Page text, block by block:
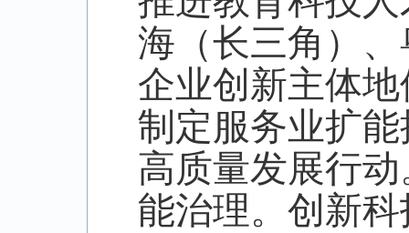
海（长三角）
企业创新主体
制定服务业扩
高质量发展行
能治理。创新